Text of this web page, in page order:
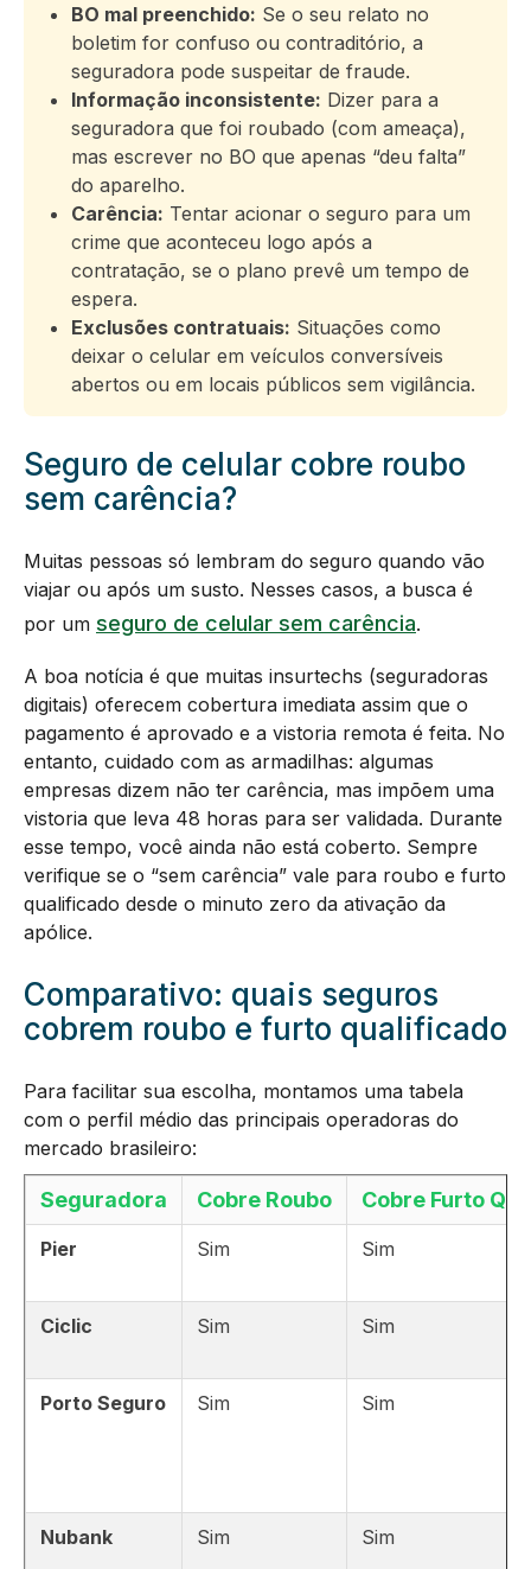
BO mal preenchido: Se o seu relato no
boletim for confuso ou contraditório, a
seguradora pode suspeitar de fraude.
Informação inconsistente: Dizer para a
seguradora que foi roubado (com ameaça),
mas escrever no BO que apenas “deu falta”
do aparelho.
Carência: Tentar acionar o seguro para um
crime que aconteceu logo após a
contratação, se o plano prevê um tempo de
espera.
Exclusões contratuais: Situações como
deixar o celular em veículos conversíveis
abertos ou em locais públicos sem vigilância.
Seguro de celular cobre roubo
sem carência?
Muitas pessoas só lembram do seguro quando vão
viajar ou após um susto. Nesses casos, a busca é
por um seguro de celular sem carência.
A boa notícia é que muitas insurtechs (seguradoras
digitais) oferecem cobertura imediata assim que o
pagamento é aprovado e a vistoria remota é feita. No
entanto, cuidado com as armadilhas: algumas
empresas dizem não ter carência, mas impõem uma
vistoria que leva 48 horas para ser validada. Durante
esse tempo, você ainda não está coberto. Sempre
verifique se o “sem carência” vale para roubo e furto
qualificado desde o minuto zero da ativação da
apólice.
Comparativo: quais seguros
cobrem roubo e furto qualificado
Para facilitar sua escolha, montamos uma tabela
com o perfil médio das principais operadoras do
mercado brasileiro:
Seguradora Cobre Roubo Cobre Furto
Pier Sim Sim
Ciclic Sim Sim
Porto Seguro Sim Sim
Nubank Sim Sim